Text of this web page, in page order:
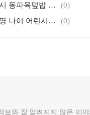
생활의 달인 양산시 동파육덮밥 달인 '진리식당' 위치 정보
(0)
곽도원 프로필 본명 나이 어린시절 가족 결혼 근황 키
(0)
보와 잘 알려지지 않은 이